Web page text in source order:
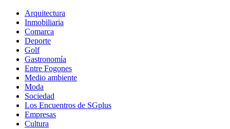
Arquitectura
Inmobiliaria
Comarca
Deporte
Golf
Gastronomía
Entre Fogones
Medio ambiente
Moda
Sociedad
Los Encuentros de SGplus
Empresas
Cultura